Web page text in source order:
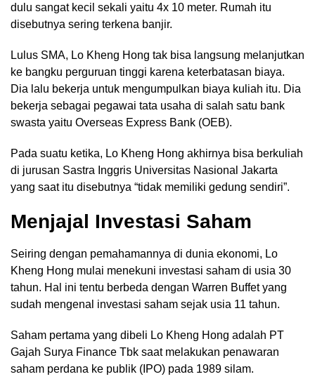
dulu sangat kecil sekali yaitu 4x 10 meter. Rumah itu
disebutnya sering terkena banjir.
Lulus SMA, Lo Kheng Hong tak bisa langsung melanjutkan
ke bangku perguruan tinggi karena keterbatasan biaya.
Dia lalu bekerja untuk mengumpulkan biaya kuliah itu. Dia
bekerja sebagai pegawai tata usaha di salah satu bank
swasta yaitu Overseas Express Bank (OEB).
Pada suatu ketika, Lo Kheng Hong akhirnya bisa berkuliah
di jurusan Sastra Inggris Universitas Nasional Jakarta
yang saat itu disebutnya “tidak memiliki gedung sendiri”.
Menjajal Investasi Saham
Seiring dengan pemahamannya di dunia ekonomi, Lo
Kheng Hong mulai menekuni investasi saham di usia 30
tahun. Hal ini tentu berbeda dengan Warren Buffet yang
sudah mengenal investasi saham sejak usia 11 tahun.
Saham pertama yang dibeli Lo Kheng Hong adalah PT
Gajah Surya Finance Tbk saat melakukan penawaran
saham perdana ke publik (IPO) pada 1989 silam.